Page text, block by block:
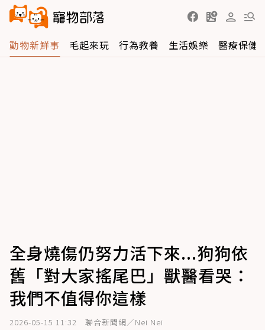
動物新鮮事 毛起來玩 行為教養 生活娛樂 醫療保健
全身燒傷仍努力活下來...狗狗依
舊「對大家搖尾巴」獸醫看哭：
我們不值得你這樣
2026-05-15 11:32 聯合新聞網／Nei Nei